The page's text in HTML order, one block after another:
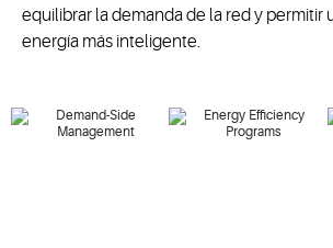
equilibrar la demanda de la red y permitir
energía más inteligente.